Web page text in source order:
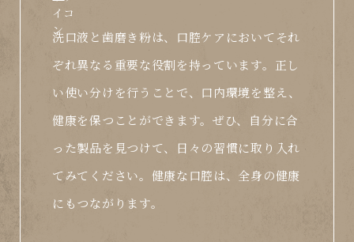
洗口液と歯磨き粉は、口腔ケアにおいてそれ
ぞれ異なる重要な役割を持っています。正し
い使い分けを行うことで、口内環境を整え、
健康を保つことができます。ぜひ、自分に合
った製品を見つけて、日々の習慣に取り入れ
てみてください。健康な口腔は、全身の健康
にもつながります。